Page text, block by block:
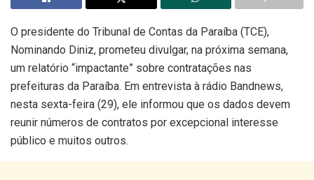
O presidente do Tribunal de Contas da Paraíba (TCE),
Nominando Diniz, prometeu divulgar, na próxima semana,
um relatório “impactante” sobre contratações nas
prefeituras da Paraíba. Em entrevista à rádio Bandnews,
nesta sexta-feira (29), ele informou que os dados devem
reunir números de contratos por excepcional interesse
público e muitos outros.